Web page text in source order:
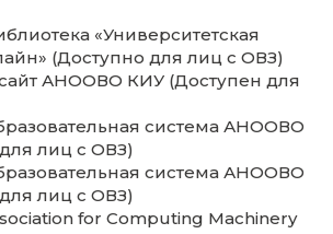
технологий;
между участниками
процесса, в том
и (или) асинхронное
посредством сети
компьютеров с выходом в